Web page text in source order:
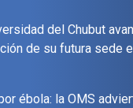
del Chubut
de su futura sede
ébola: la OMS